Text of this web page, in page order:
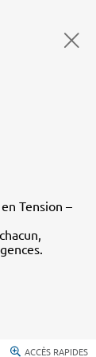
Tension –
ACCÈS RAPIDES